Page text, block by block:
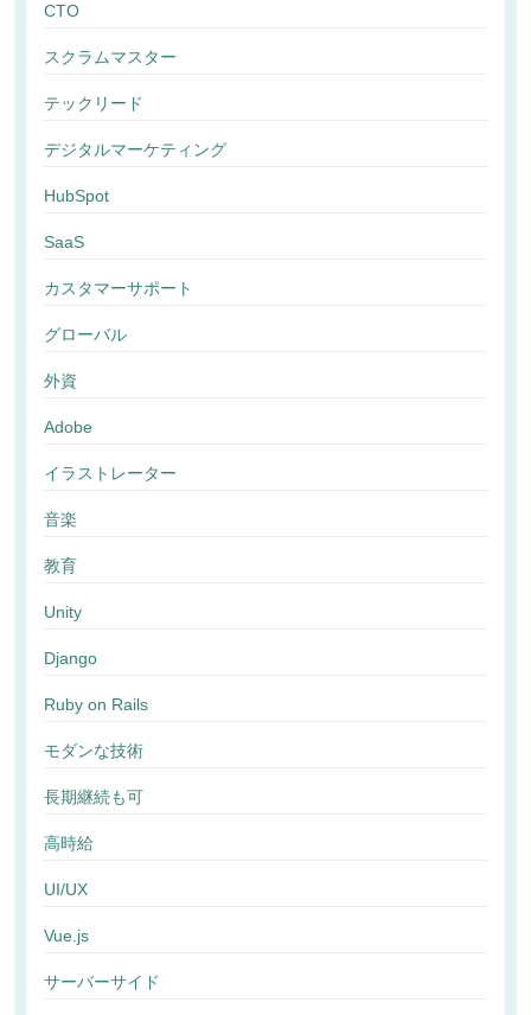
CTO
スクラムマスター
テックリード
デジタルマーケティング
HubSpot
SaaS
カスタマーサポート
グローバル
外資
Adobe
イラストレーター
音楽
教育
Unity
Django
Ruby on Rails
モダンな技術
長期継続も可
高時給
UI/UX
Vue.js
サーバーサイド